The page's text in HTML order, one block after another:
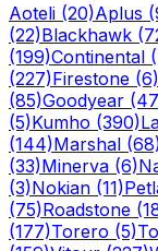
Aoteli (20)Aplus
(22)Blackhawk
(199)Continental
(227)Firestone (6)
(85)Goodyear
(5)Kumho (390)
(144)Marshal
(33)Minerva (6)
(3)Nokian (11)
(75)Roadstone
(177)Torero (5)